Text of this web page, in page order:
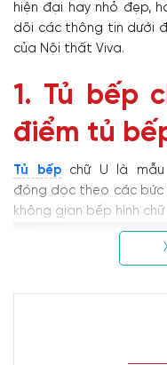
hiện đại hay nhỏ đẹp,
dõi các thông tin dưới
của Nội thất Viva.
1. Tủ bếp
điểm tủ
Tủ bếpchữ U là
đóng dọc theo các
không gian bếp hình